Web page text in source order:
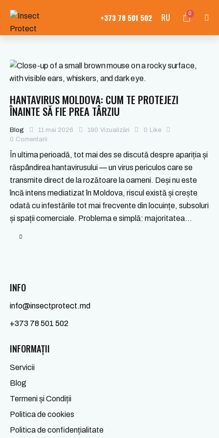
+373 78 501 502 RU 0
HANTAVIRUS MOLDOVA: CUM TE PROTEJEZI
ÎNAINTE SĂ FIE PREA TÂRZIU
Blog 11 mai 2026 190 Vizualizări 0 Like
0 Comentarii
În ultima perioadă, tot mai des se discută despre apariția și
răspândirea hantavirusului — un virus periculos care se
transmite direct de la rozătoare la oameni. Deși nu este
încă intens mediatizat în Moldova, riscul există și crește
odată cu infestările tot mai frecvente din locuințe, subsoluri
și spații comerciale. Problema e simplă: majoritatea…
INFO
info@insectprotect.md
+373 78 501 502
INFORMAȚII
Servicii
Blog
Termeni și Condiții
Politica de cookies
Politica de confidențialitate